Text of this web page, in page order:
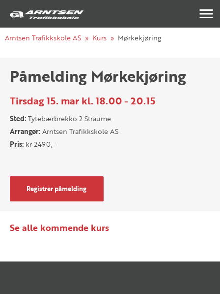
Arntsen Trafikkskole AS Kurs Mørkekjøring
Påmelding Mørkekjøring
Tirsdag 15. mar kl. 18.00 - 20.15
Sted:Tytebærbrekko 2 Straume
Arrangør:Arntsen Trafikkskole AS
Pris: kr 2490,-
Registrer påmelding
Se alle kommende kurs